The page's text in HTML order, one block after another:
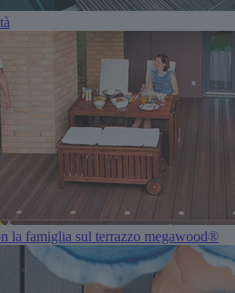
la famiglia sul terrazzo megawood®